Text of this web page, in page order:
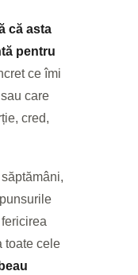
că asta
pentru
ce îmi
care
cred,
toate cele